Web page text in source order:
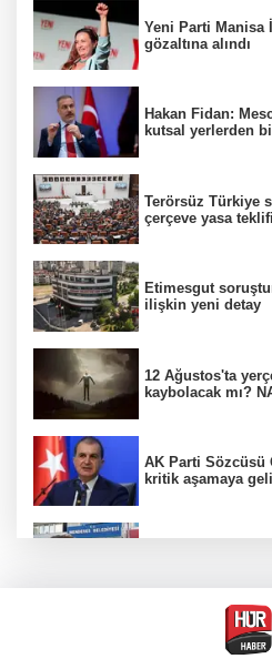
Yeni Parti Manisa
gözaltına alındı
Hakan Fidan:
kutsal yerlerden
Terörsüz Türkiye
çerçeve yasa
Etimesgut
ilişkin yeni detay
12 Ağustos'ta
kaybolacak mı?
AK Parti Sözcüsü
kritik aşamaya
4 olayda izleri